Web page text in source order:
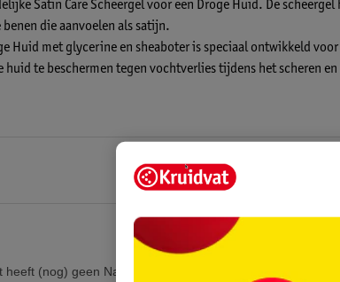
Satin Care Scheergel voor een Droge Huid. De scheergel
die aanvoelen als satijn.
Huid met glycerine en sheaboter is speciaal ontwikkeld
te beschermen tegen vochtverlies tijdens het scheren en
heeft (nog) geen Nature Impact Score.